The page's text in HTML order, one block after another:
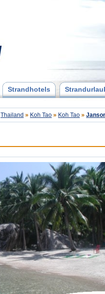
Strandhotels
Thailand » Koh Tao » Koh Tao »